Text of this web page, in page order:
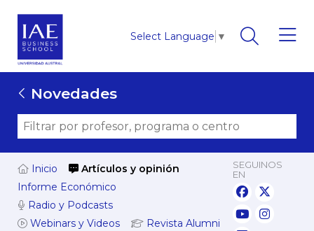
Select Language ▼
Novedades
Inicio
Artículos y opinión
Informe Económico
Radio y Podcasts
Webinars y Videos
Revista Alumni
SEGUINOS
EN